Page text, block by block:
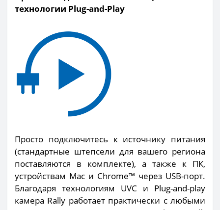
технологии Plug-and-Play
Просто подключитесь к источнику питания
(стандартные штепсели для вашего региона
поставляются в комплекте), а также к ПК,
устройствам Mac и Chrome™ через USB-порт.
Благодаря технологиям UVC и Plug-and-play
камера Rally работает практически с любыми